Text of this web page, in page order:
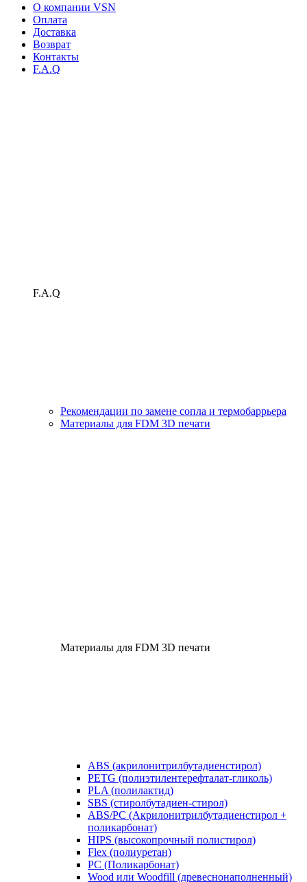
О компании VSN
Оплата
Доставка
Возврат
Контакты
F.A.Q
F.A.Q
Рекомендации по замене сопла и термобаррьера
Материалы для FDM 3D печати
Материалы для FDM 3D печати
ABS (акрилонитрилбутадиенстирол)
PETG (полиэтилентерефталат-гликоль)
PLA (полилактид)
SBS (стиролбутадиен-стирол)
ABS/PC (Акрилонитрилбутадиенстирол +
поликарбонат)
HIPS (высокопрочный полистирол)
Flex (полиуретан)
​PC (Поликарбонат)
​Wood или Woodfill (древеснонаполненный)